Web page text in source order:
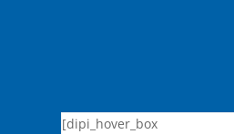
[dipi_hover_box